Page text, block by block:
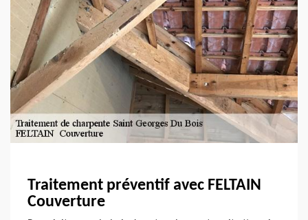
Traitement préventif avec FELTAIN
Couverture